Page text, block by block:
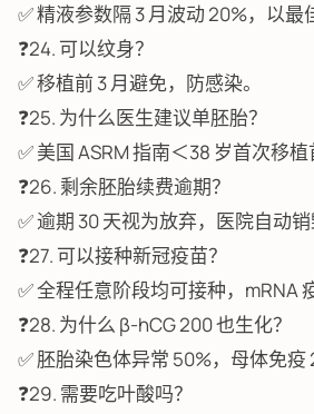
✅ 精液参数隔 3 月波动 20%，以最
❓24. 可以纹身？
✅ 移植前 3 月避免，防感染。
❓25. 为什么医生建议单胚胎？
✅ 美国 ASRM 指南＜38 岁首次移
❓26. 剩余胚胎续费逾期？
✅ 逾期 30 天视为放弃，医院自动销
❓27. 可以接种新冠疫苗？
✅ 全程任意阶段均可接种，mRNA
❓28. 为什么 β-hCG 200 也生化？
✅ 胚胎染色体异常 50%，母体免疫
❓29. 需要吃叶酸吗？